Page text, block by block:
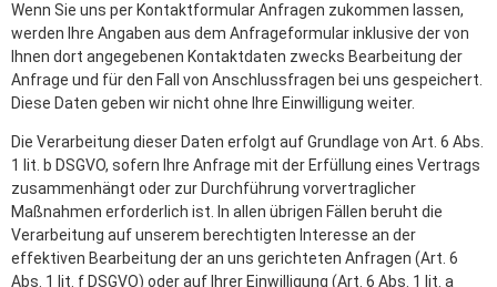
Wenn Sie uns per Kontaktformular Anfragen zukommen lassen,
werden Ihre Angaben aus dem Anfrageformular inklusive der von
Ihnen dort angegebenen Kontaktdaten zwecks Bearbeitung der
Anfrage und für den Fall von Anschlussfragen bei uns gespeichert.
Diese Daten geben wir nicht ohne Ihre Einwilligung weiter.
Die Verarbeitung dieser Daten erfolgt auf Grundlage von Art. 6 Abs.
1 lit. b DSGVO, sofern Ihre Anfrage mit der Erfüllung eines Vertrags
zusammenhängt oder zur Durchführung vorvertraglicher
Maßnahmen erforderlich ist. In allen übrigen Fällen beruht die
Verarbeitung auf unserem berechtigten Interesse an der
effektiven Bearbeitung der an uns gerichteten Anfragen (Art. 6
Abs. 1 lit. f DSGVO) oder auf Ihrer Einwilligung (Art. 6 Abs. 1 lit. a